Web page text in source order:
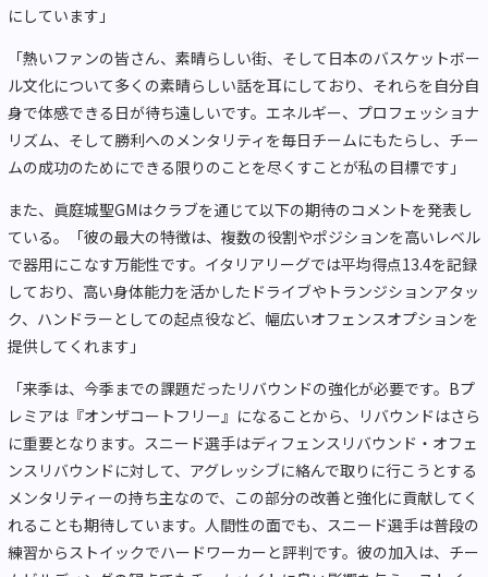
にしています」
「熱いファンの皆さん、素晴らしい街、そして日本のバスケットボー
ル文化について多くの素晴らしい話を耳にしており、それらを自分自
身で体感できる日が待ち遠しいです。エネルギー、プロフェッショナ
リズム、そして勝利へのメンタリティを毎日チームにもたらし、チー
ムの成功のためにできる限りのことを尽くすことが私の目標です」
また、眞庭城聖GMはクラブを通じて以下の期待のコメントを発表し
ている。「彼の最大の特徴は、複数の役割やポジションを高いレベル
で器用にこなす万能性です。イタリアリーグでは平均得点13.4を記録
しており、高い身体能力を活かしたドライブやトランジションアタッ
ク、ハンドラーとしての起点役など、幅広いオフェンスオプションを
提供してくれます」
「来季は、今季までの課題だったリバウンドの強化が必要です。Bプ
レミアは『オンザコートフリー』になることから、リバウンドはさら
に重要となります。スニード選手はディフェンスリバウンド・オフェ
ンスリバウンドに対して、アグレッシブに絡んで取りに行こうとする
メンタリティーの持ち主なので、この部分の改善と強化に貢献してく
れることも期待しています。人間性の面でも、スニード選手は普段の
練習からストイックでハードワーカーと評判です。彼の加入は、チー